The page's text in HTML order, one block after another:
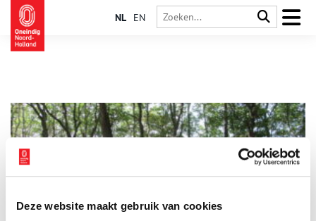
Deze website maakt gebruik van cookies
NL EN